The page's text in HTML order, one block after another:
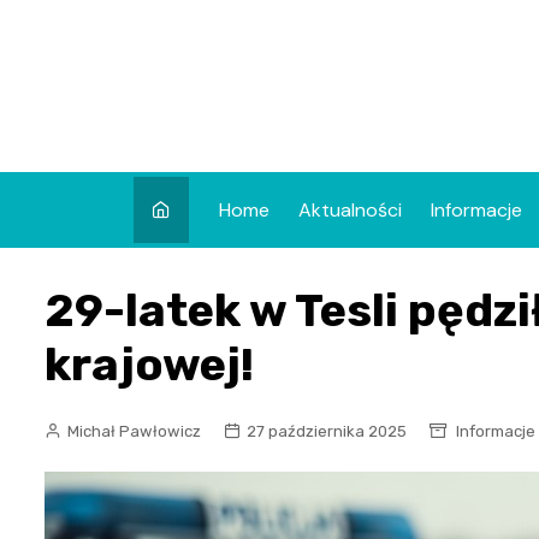
Home Aktualności Informacje
29-latek w Tesli
krajowej!
Michał Pawłowicz 27 października 2025 Informacje